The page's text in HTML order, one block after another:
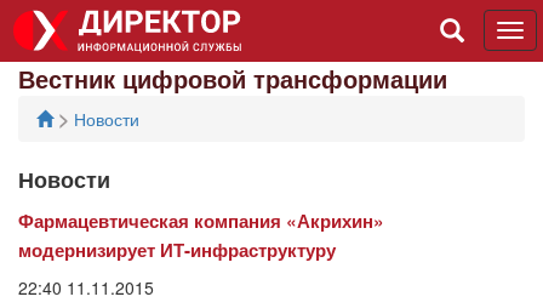
Вестник цифровой трансформации
> Новости
Новости
Фармацевтическая компания «Акрихин»
модернизирует ИТ-инфраструктуру
22:40 11.11.2015